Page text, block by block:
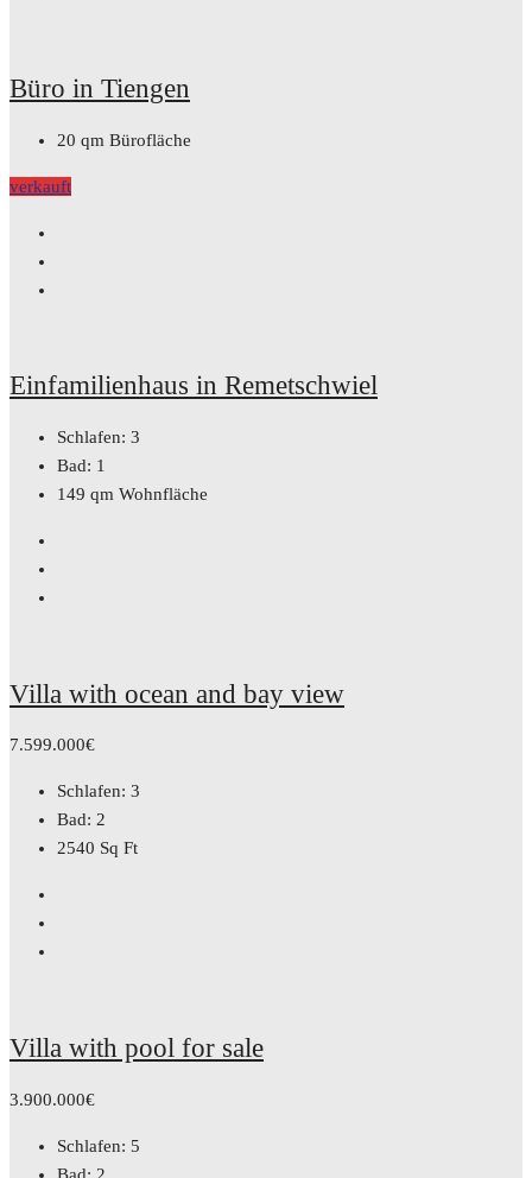
Büro in Tiengen
20 qm Bürofläche
verkauft
Einfamilienhaus in Remetschwiel
Schlafen: 3
Bad: 1
149 qm Wohnfläche
Villa with ocean and bay view
7.599.000€
Schlafen: 3
Bad: 2
2540 Sq Ft
Villa with pool for sale
3.900.000€
Schlafen: 5
Bad: 2